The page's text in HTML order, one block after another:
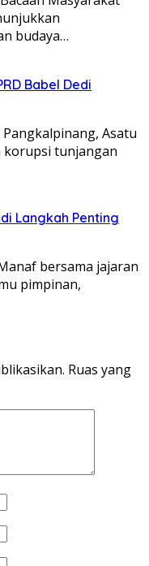
budaya…
Babel Dedi
Asatu
korupsi tunjangan
Langkah Penting
bersama jajaran
pimpinan,
Ruas yang